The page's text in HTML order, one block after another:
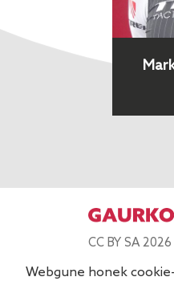
CC BY SA
Webgune honek